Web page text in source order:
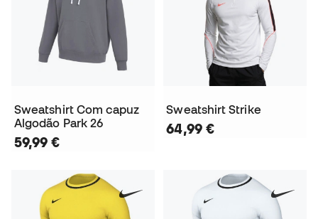
Sweatshirt Com capuz
Algodão Park 26
59,99 €
Sweatshirt Strike
64,99 €